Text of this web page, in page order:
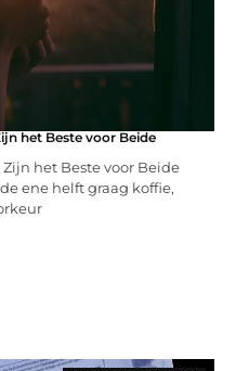
het Beste voor Beide
Zijn het Beste voor Beide
ene helft graag koffie,